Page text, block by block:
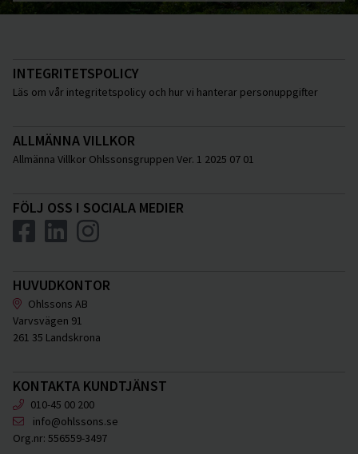
INTEGRITETSPOLICY
Läs om vår integritetspolicy och hur vi hanterar personuppgifter
ALLMÄNNA VILLKOR
Allmänna Villkor Ohlssonsgruppen Ver. 1 2025 07 01
FÖLJ OSS I SOCIALA MEDIER
HUVUDKONTOR
Ohlssons AB
Varvsvägen 91
261 35 Landskrona
KONTAKTA KUNDTJÄNST
010-45 00 200
info@ohlssons.se
Org.nr: 556559-3497